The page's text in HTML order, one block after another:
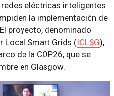
eléctricas inteligentes
la implementación de
proyecto, denominado
Local Smart Grids (ICLSG),
de la COP26, que se
en Glasgow.